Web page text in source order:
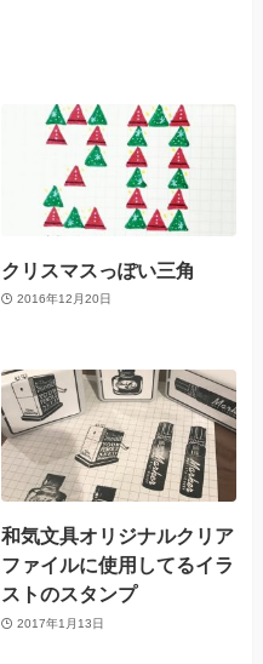
クリスマスっぽい三角
2016年12月20日
和気文具オリジナルクリア
ファイルに使用してるイラ
ストのスタンプ
2017年1月13日